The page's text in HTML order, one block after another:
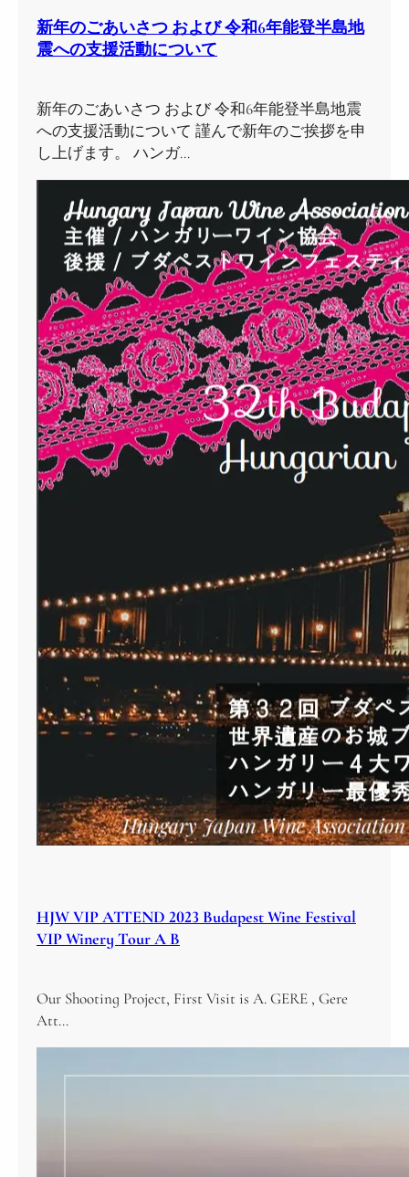
新年のごあいさつ および 令和6年能登半島地
震への支援活動について
新年のごあいさつ および 令和6年能登半島地震
への支援活動について 謹んで新年のご挨拶を申
し上げます。 ハンガ…
HJW VIP ATTEND 2023 Budapest Wine Festival
VIP Winery Tour A B
Our Shooting Project, First Visit is A. GERE , Gere
Att…